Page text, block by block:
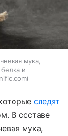
мука,
и
следят
В составе
мука,